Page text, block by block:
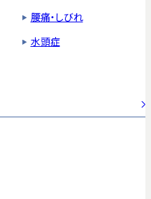
腰痛・しびれ
水頭症